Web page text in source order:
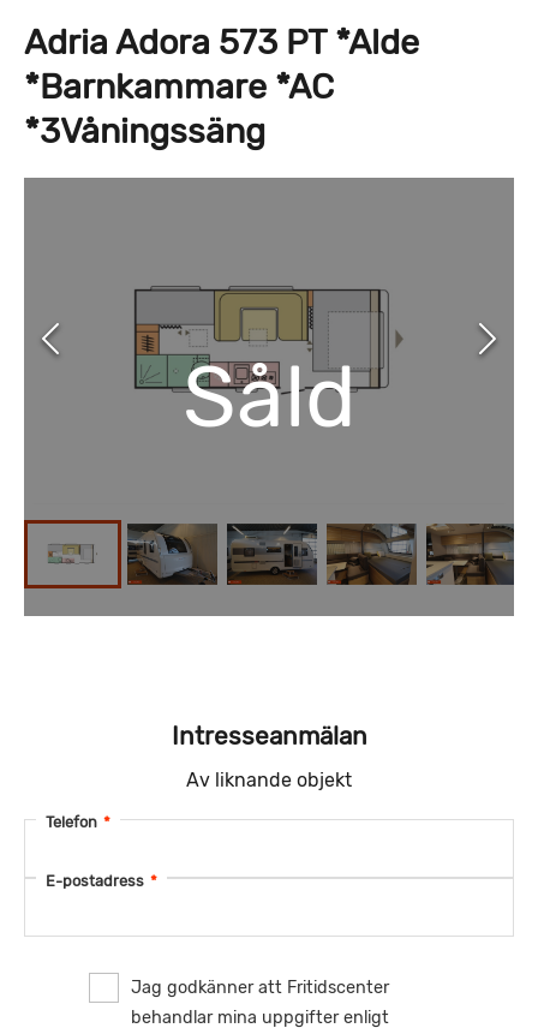
Adria Adora 573 PT *Alde
*Barnkammare *AC
*3Våningssäng
Såld
Intresseanmälan
Av liknande objekt
Telefon *
E-postadress *
Jag godkänner att Fritidscenter
behandlar mina uppgifter enligt